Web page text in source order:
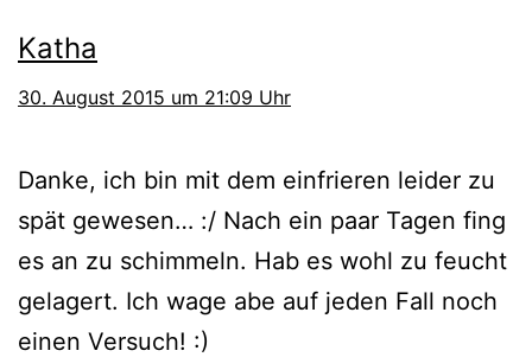
Katha
30. August 2015 um 21:09 Uhr
Danke, ich bin mit dem einfrieren leider zu
spät gewesen… :/ Nach ein paar Tagen fing
es an zu schimmeln. Hab es wohl zu feucht
gelagert. Ich wage abe auf jeden Fall noch
einen Versuch! :)